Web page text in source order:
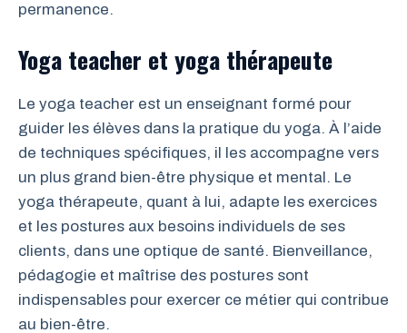
permanence.
Yoga teacher et yoga thérapeute
Le yoga teacher est un enseignant formé pour
guider les élèves dans la pratique du yoga. À l’aide
de techniques spécifiques, il les accompagne vers
un plus grand bien-être physique et mental. Le
yoga thérapeute, quant à lui, adapte les exercices
et les postures aux besoins individuels de ses
clients, dans une optique de santé. Bienveillance,
pédagogie et maîtrise des postures sont
indispensables pour exercer ce métier qui contribue
au bien-être.